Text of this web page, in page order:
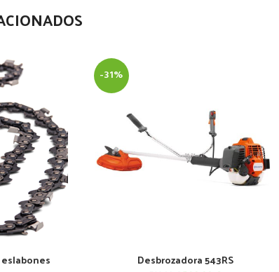
-31%
AÑADIR AL CARRITO
Desbrozadora 543RS